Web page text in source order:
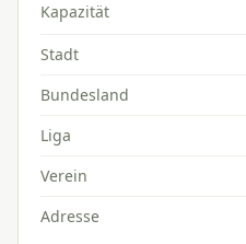
Kapazität
Stadt
Bundesland
Liga
Verein
Adresse